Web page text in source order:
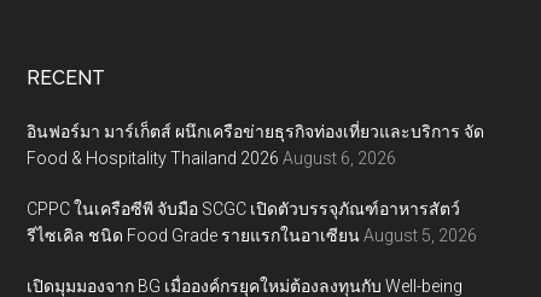
RECENT
อินฟอร์มา มาร์เก็ตส์ ผนึกเครือข่ายธุรกิจท่องเที่ยวและบริการ จัด
Food & Hospitality Thailand 2026 August 6, 2026
CPPC ในเครือซีพี จับมือ SCGC เปิดตัวบรรจุภัณฑ์อาหารสัตว์
รีไซเคิล ชนิด Food Grade รายแรกในอาเซียน August 5, 2026
เปิดมุมมองจาก BG เมื่อองค์กรยุคใหม่ต้องลงทุนกับ Well-being